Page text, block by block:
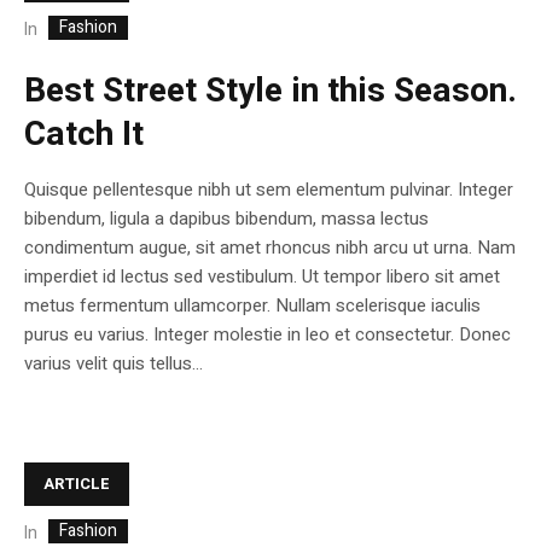
In Fashion
Best Street Style in this Season.
Catch It
Quisque pellentesque nibh ut sem elementum pulvinar. Integer
bibendum, ligula a dapibus bibendum, massa lectus
condimentum augue, sit amet rhoncus nibh arcu ut urna. Nam
imperdiet id lectus sed vestibulum. Ut tempor libero sit amet
metus fermentum ullamcorper. Nullam scelerisque iaculis
purus eu varius. Integer molestie in leo et consectetur. Donec
varius velit quis tellus...
ARTICLE
In Fashion